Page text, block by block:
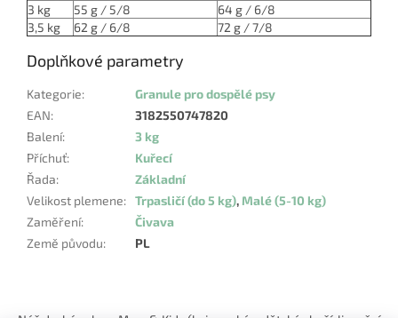
3 kg
55 g / 5/8
64 g / 6/8
3,5 kg
62 g / 6/8 72 g / 7/8
Doplňkové parametry
Kategorie:
Granule pro dospělé psy
EAN:
3182550747820
Balení:
3 kg
Příchuť:
Kuřecí
Řada:
Základní
Velikost plemene: Trpasličí (do 5 kg), Malé (5-10 kg)
Zaměření:
Čivava
Země původu: PL